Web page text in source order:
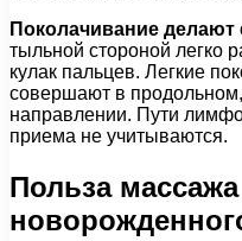
Поколачивание делают
тыльной стороной легко
кулак пальцев. Легкие
совершают в
направлении. Пути
приема не учитываются.
Польза